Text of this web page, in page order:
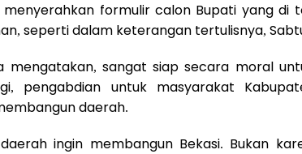
menyerahkan formulir calon Bupati yang di
seperti dalam keterangan tertulisnya,
mengatakan, sangat siap secara moral
pengabdian untuk masyarakat
daerah.
ingin membangun Bekasi. Bukan